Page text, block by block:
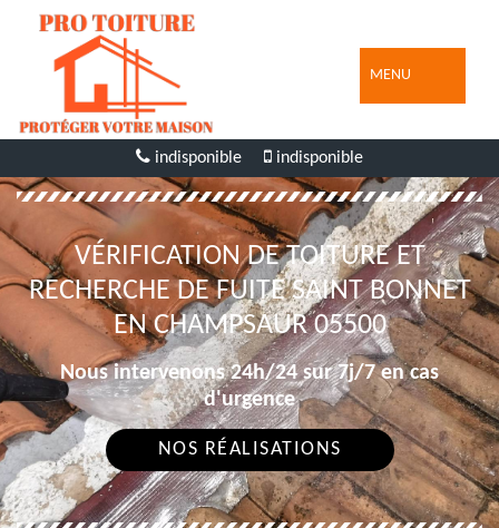
MENU
indisponible indisponible
VÉRIFICATION DE TOITURE ET
RECHERCHE DE FUITE SAINT BONNET
EN CHAMPSAUR 05500
Nous intervenons 24h/24 sur 7j/7 en cas
d'urgence
NOS RÉALISATIONS